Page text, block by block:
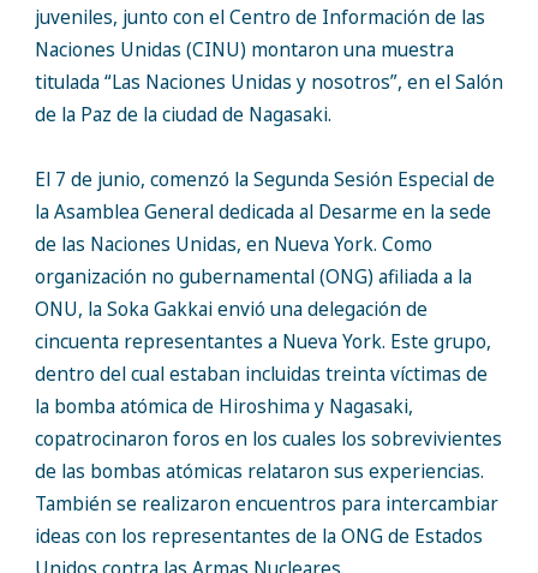
juveniles, junto con el Centro de Información de las
Naciones Unidas (CINU) montaron una muestra
titulada “Las Naciones Unidas y nosotros”, en el Salón
de la Paz de la ciudad de Nagasaki.
El 7 de junio, comenzó la Segunda Sesión Especial de
la Asamblea General dedicada al Desarme en la sede
de las Naciones Unidas, en Nueva York. Como
organización no gubernamental (ONG) afiliada a la
ONU, la Soka Gakkai envió una delegación de
cincuenta representantes a Nueva York. Este grupo,
dentro del cual estaban incluidas treinta víctimas de
la bomba atómica de Hiroshima y Nagasaki,
copatrocinaron foros en los cuales los sobrevivientes
de las bombas atómicas relataron sus experiencias.
También se realizaron encuentros para intercambiar
ideas con los representantes de la ONG de Estados